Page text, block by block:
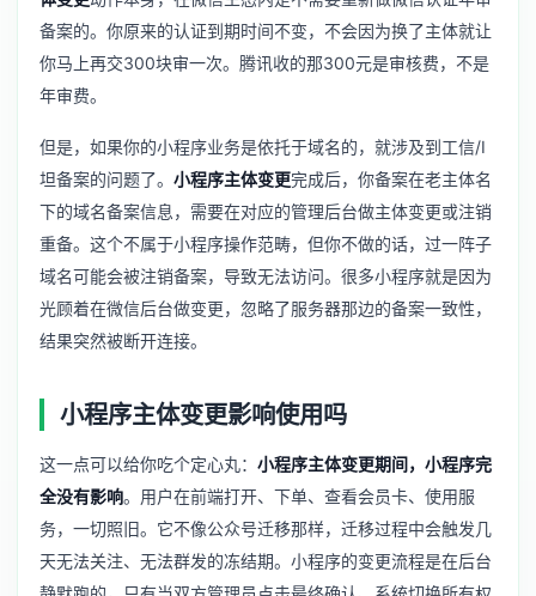
备案的。你原来的认证到期时间不变，不会因为换了主体就让
你马上再交300块审一次。腾讯收的那300元是审核费，不是
年审费。
但是，如果你的小程序业务是依托于域名的，就涉及到工信/I
坦备案的问题了。 小程序主体变更完成后，你备案在老主体名
下的域名备案信息，需要在对应的管理后台做主体变更或注销
重备。这个不属于小程序操作范畴，但你不做的话，过一阵子
域名可能会被注销备案，导致无法访问。很多小程序就是因为
光顾着在微信后台做变更，忽略了服务器那边的备案一致性，
结果突然被断开连接。
小程序主体变更影响使用吗
这一点可以给你吃个定心丸： 小程序主体变更期间，小程序完
全没有影响。用户在前端打开、下单、查看会员卡、使用服
务，一切照旧。它不像公众号迁移那样，迁移过程中会触发几
天无法关注、无法群发的冻结期。小程序的变更流程是在后台